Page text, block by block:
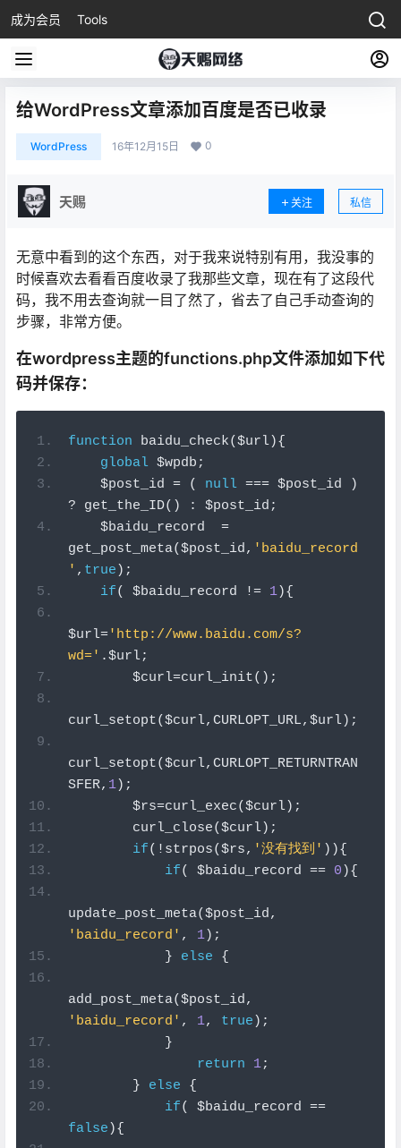
成为会员 Tools
给WordPress文章添加百度是否已收录
WordPress 16年12月15日 0
天赐 关注 私信
无意中看到的这个东西，对于我来说特别有用，我没事的
时候喜欢去看看百度收录了我那些文章，现在有了这段代
码，我不用去查询就一目了然了，省去了自己手动查询的
步骤，非常方便。
在wordpress主题的functions.php文件添加如下代
码并保存：
function baidu_check($url){
global $wpdb ;
    $post_id
= ( null === $post_id
)
? get_the_ID() : $post_id ;
    $baidu_record
=
get_post_meta($post_id, 'baidu_record
' , true );
if( $baidu_record != 1){
$url='http://www.baidu.com/s?
wd=' .$url;
        $curl
=curl_init();
curl_setopt($curl, CURLOPT_URL, $url);
curl_setopt($curl, CURLOPT_RETURNTRAN
SFER, 1);
        $rs
=curl_exec($curl);
        curl_close
($curl);
if(! strpos($rs, '没有找到' )){
if( $baidu_record == 0 ){
update_post_meta($post_id,
'baidu_record' , 1);
}
else {
add_post_meta($post_id,
'baidu_record' , 1, true );
}
return
1;
}
else
{
if( $baidu_record ==
false ){